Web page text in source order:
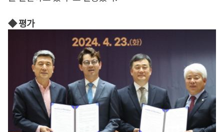
◆ 평가